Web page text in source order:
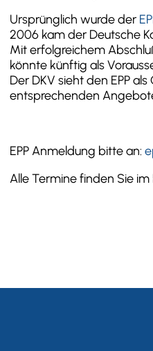
Ursprünglich wurde der
2006 kam der Deutsche
Mit erfolgreichem
könnte künftig als
Der DKV sieht den EPP
entsprechenden
EPP Anmeldung bitte an:
Alle Termine finden Sie im